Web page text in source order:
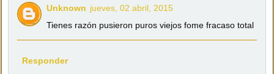
Unknown jueves, 02 abril, 2015
Tienes razón pusieron puros viejos fome fracaso total
Responder